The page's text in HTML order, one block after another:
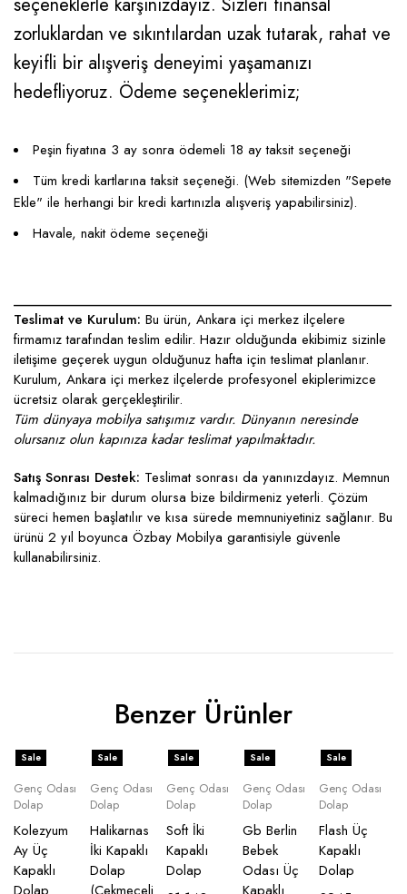
zorluklardan ve sıkıntılardan uzak tutarak, rahat ve
keyifli bir alışveriş deneyimi yaşamanızı
hedefliyoruz. Ödeme seçeneklerimiz;
Peşin fiyatına 3 ay sonra ödemeli 18 ay taksit seçeneği
Tüm kredi kartlarına taksit seçeneği. (Web sitemizden "Sepete
Ekle" ile herhangi bir kredi kartınızla alışveriş yapabilirsiniz).
Havale, nakit ödeme seçeneği
____________________________________________________
Teslimat ve Kurulum: Bu ürün, Ankara içi merkez ilçelere
firmamız tarafından teslim edilir. Hazır olduğunda ekibimiz sizinle
iletişime geçerek uygun olduğunuz hafta için teslimat planlanır.
Kurulum, Ankara içi merkez ilçelerde profesyonel ekiplerimizce
ücretsiz olarak gerçekleştirilir.
Tüm dünyaya mobilya satışımız vardır. Dünyanın neresinde
olursanız olun kapınıza kadar teslimat yapılmaktadır.
Satış Sonrası Destek: Teslimat sonrası da yanınızdayız. Memnun
kalmadığınız bir durum olursa bize bildirmeniz yeterli. Çözüm
süreci hemen başlatılır ve kısa sürede memnuniyetiniz sağlanır. Bu
ürünü 2 yıl boyunca Özbay Mobilya garantisiyle güvenle
kullanabilirsiniz.
Benzer Ürünler
Sale
Genç Odası
Dolap
Kolezyum
Ay Üç
Kapaklı
Dolap
Sale
Genç Odası
Dolap
Halikarnas
İki Kapaklı
Dolap
(Çekmeceli
Sale
Genç Odası
Dolap
Soft İki
Kapaklı
Dolap
Sale
Genç Odası
Dolap
Gb Berlin
Bebek
Odası Üç
Kapaklı
Sale
Genç Odası
Dolap
Flash Üç
Kapaklı
Dolap